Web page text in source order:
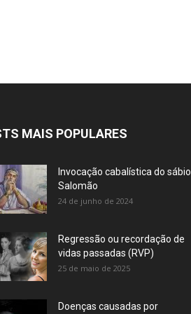
MAIS POPULARES
Invocação cabalística do sábio
Salomão
24 de junho de 2024
Regressão ou recordação de
vidas passadas (RVP)
25 de maio de 2025
Doenças causadas por